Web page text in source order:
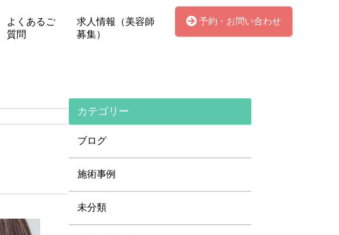
よくあるご
質問
求人情報（美容師
募集）
予約・お問い合わせ
カテゴリー
ブログ
施術事例
未分類